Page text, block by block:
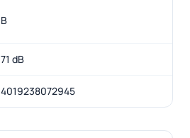
B
71 dB
4019238072945